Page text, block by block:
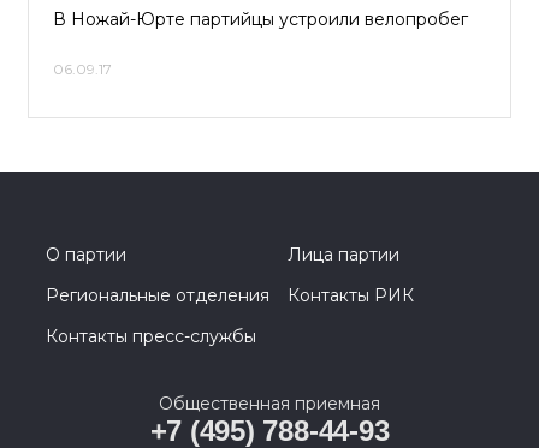
В Ножай-Юрте партийцы устроили велопробег
06.09.17
О партии
Лица партии
Региональные отделения
Контакты РИК
Контакты пресс-службы
Общественная приемная
+7 (495) 788-44-93